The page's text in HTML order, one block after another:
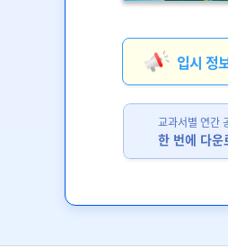
입시 정
교과서별 연간
한 번에 다운